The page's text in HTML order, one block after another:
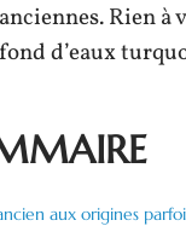
Rien à
d’eaux
aux origines